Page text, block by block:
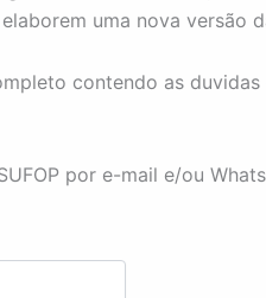
uma nova versão
contendo as
por e-mail e/ou